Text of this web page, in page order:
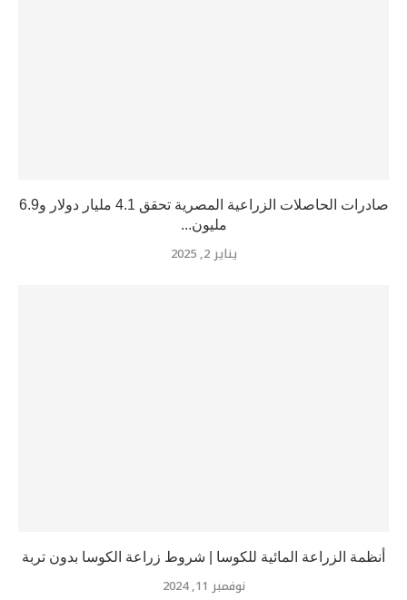
صادرات الحاصلات الزراعية المصرية تحقق 4.1 مليار دولار و6.9
مليون...
يناير 2, 2025
أنظمة الزراعة المائية للكوسا | شروط زراعة الكوسا بدون تربة
نوفمبر 11, 2024